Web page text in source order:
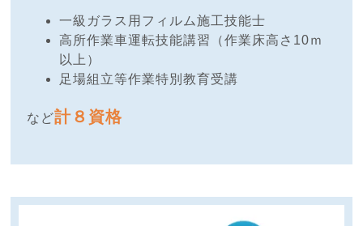
一級ガラス用フィルム施工技能士
高所作業車運転技能講習（作業床高さ10ｍ
以上）
足場組立等作業特別教育受講
など計８資格